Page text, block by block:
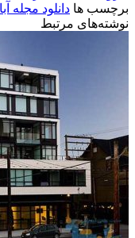
هادانلود مجله آبادی
مرتبط